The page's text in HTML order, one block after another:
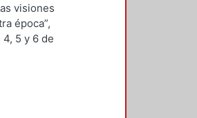
Miguel;
visiones
época”,
5 y 6 de